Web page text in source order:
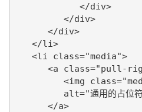
            </div>
         </div>
      </div>
   </li>
   <li class="media">
<a class="pull-
<img
alt="通用的占位
      </a>